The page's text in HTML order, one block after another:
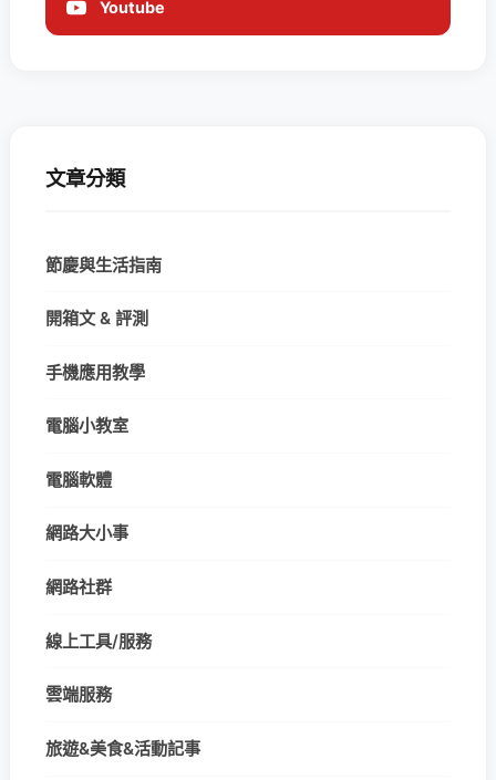
Youtube
文章分類
節慶與生活指南
開箱文 & 評測
手機應用教學
電腦小教室
電腦軟體
網路大小事
網路社群
線上工具/服務
雲端服務
旅遊&美食&活動記事